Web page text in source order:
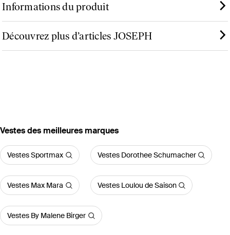
Informations du produit
Découvrez plus d’articles JOSEPH
‪Vestes‬ des meilleures marques
Vestes Sportmax Vestes Dorothee Schumacher
Vestes Max Mara Vestes Loulou de Saison
Vestes By Malene Birger